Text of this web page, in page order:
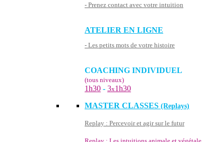
- Prenez contact avec votre intuition
ATELIER EN LIGNE
- Les petits mots de votre histoire
COACHING INDIVIDUEL
(tous niveaux)
1h30 - 3x1h30
MASTER CLASSES (Replays)
Replay : Percevoir et agir sur le futur